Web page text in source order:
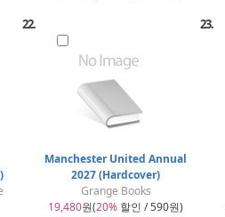
22.
Manchester United Annual
2027 (Hardcover)
Grange Books
19,480원(20% 할인 / 590원)
23.